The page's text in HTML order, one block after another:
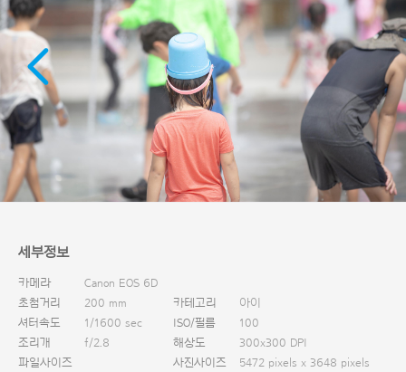
세부정보
카메라
Canon EOS 6D
초첨거리
200 mm 카테고리
아이
셔터속도
1/1600 sec ISO/필름
100
조리개
f/2.8 해상도
300x300 DPI
파일사이즈
사진사이즈 5472 pixels x 3648 pixels